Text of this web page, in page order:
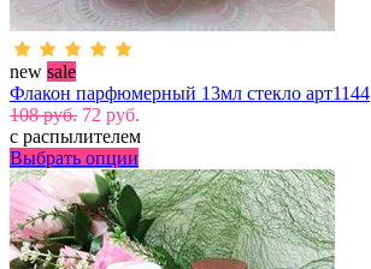
new sale
Флакон парфюмерный 13мл стекло арт1144
108 руб. 72 руб.
с распылителем
Выбрать опции